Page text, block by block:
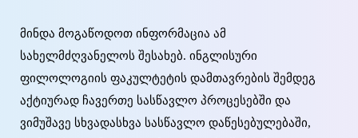
მინდა მოგაწოდოთ ინფორმაცია ამ
სახელმძღვანელოს შესახებ. ინგლისური
ფილოლოგიის ფაკულტეტის დამთავრების შემდეგ
აქტიურად ჩავერთე სასწავლო პროცესებში და
ვიმუშავე სხვადასხვა სასწავლო დაწესებულებაში,